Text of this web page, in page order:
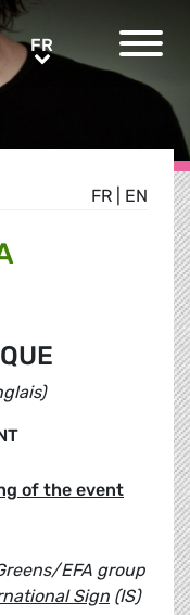
FR
FR EN
of the event
EFA group
Sign (IS)